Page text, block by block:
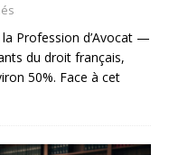
Profession d’Avocat —
du droit français,
50%. Face à cet